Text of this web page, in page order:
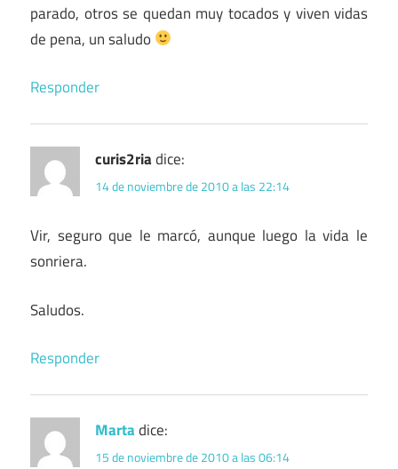
parado, otros se quedan muy tocados y viven vidas
de pena, un saludo
Responder
curis2riadice:
14 de noviembre de 2010 a las 22:14
Vir, seguro que le marcó, aunque luego la vida le
sonriera.
Saludos.
Responder
Martadice:
15 de noviembre de 2010 a las 06:14